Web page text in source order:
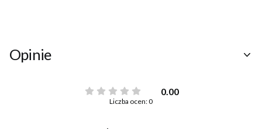
Opinie
0.00
Liczba ocen: 0